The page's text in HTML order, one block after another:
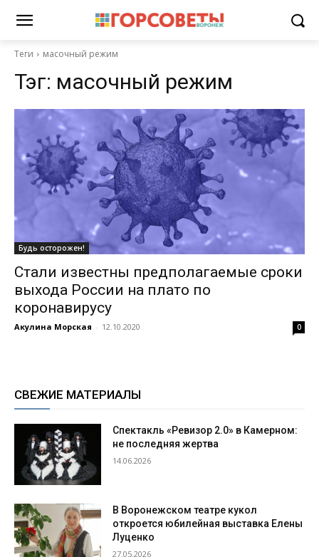
Теги масочный режим
Тэг: масочный режим
Будь осторожен!
Стали известны предполагаемые сроки
выхода России на плато по
коронавирусу
Акулина Морская - 12.10.2020 0
СВЕЖИЕ МАТЕРИАЛЫ
Спектакль «Ревизор 2.0» в Камерном:
не последняя жертва
14.06.2026
В Воронежском театре кукол
откроется юбилейная выставка Елены
Луценко
27.05.2026